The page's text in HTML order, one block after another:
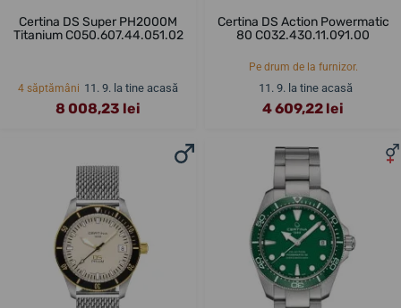
Certina DS Super PH2000M
Titanium C050.607.44.051.02
4 săptămâni 11. 9. la tine acasă
8 008,23 lei
Certina DS Action Powermatic
80 C032.430.11.091.00
Pe drum de la furnizor.
11. 9. la tine acasă
4 609,22 lei